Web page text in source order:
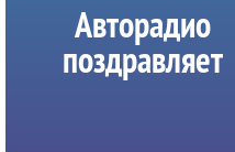
Авторадио
поздравляет